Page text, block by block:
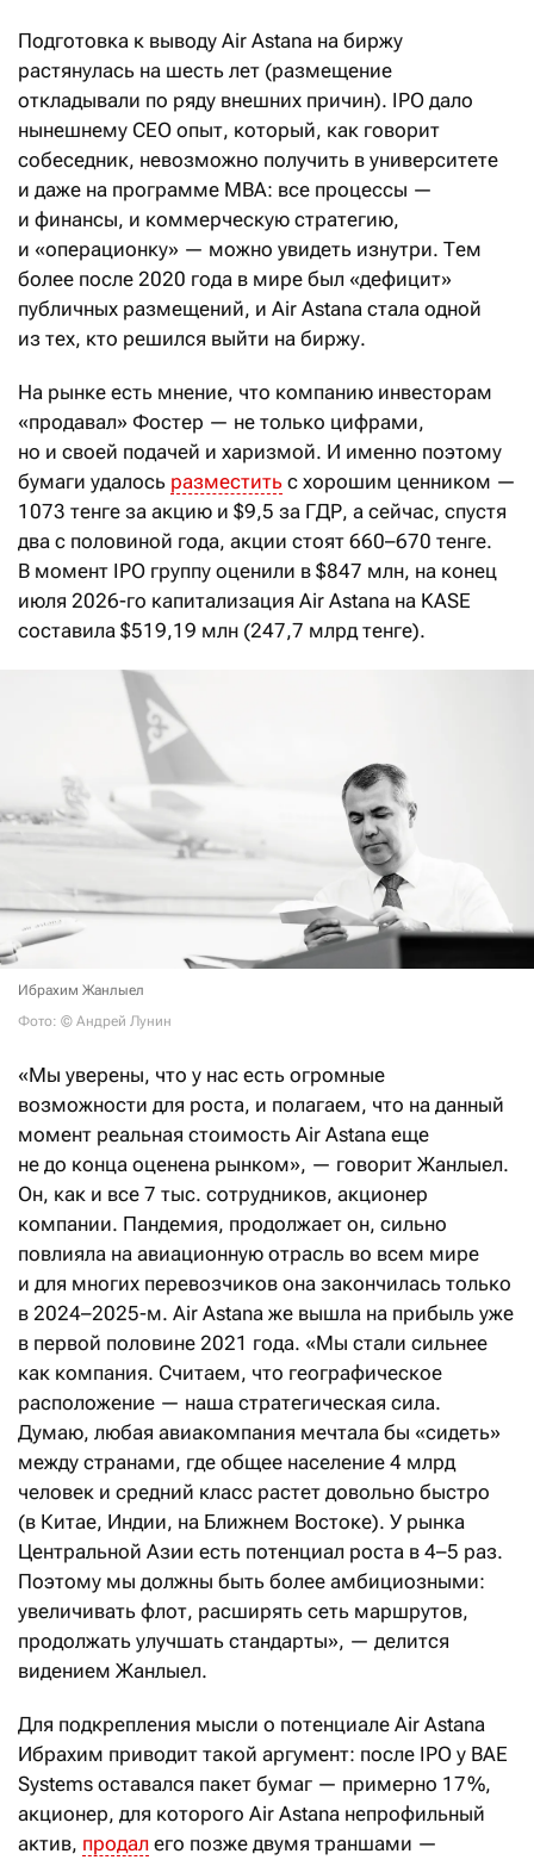
Подготовка к выводу Air Astana на биржу
растянулась на шесть лет (размещение
откладывали по ряду внешних причин). IPO дало
нынешнему CEO опыт, который, как говорит
собеседник, невозможно получить в университете
и даже на программе MBA: все процессы —
и финансы, и коммерческую стратегию,
и «операционку» — можно увидеть изнутри. Тем
более после 2020 года в мире был «дефицит»
публичных размещений, и Air Astana стала одной
из тех, кто решился выйти на биржу.
На рынке есть мнение, что компанию инвесторам
«продавал» Фостер — не только цифрами,
но и своей подачей и харизмой. И именно поэтому
бумаги удалось разместить с хорошим ценником —
1073 тенге за акцию и $9,5 за ГДР, а сейчас, спустя
два с половиной года, акции стоят 660–670 тенге.
В момент IPO группу оценили в $847 млн, на конец
июля 2026-го капитализация Air Astana на KASE
составила $519,19 млн (247,7 млрд тенге).
Ибрахим Жанлыел
Фото: © Андрей Лунин
«Мы уверены, что у нас есть огромные
возможности для роста, и полагаем, что на данный
момент реальная стоимость Air Astana еще
не до конца оценена рынком», — говорит Жанлыел.
Он, как и все 7 тыс. сотрудников, акционер
компании. Пандемия, продолжает он, сильно
повлияла на авиационную отрасль во всем мире
и для многих перевозчиков она закончилась только
в 2024–2025-м. Air Astana же вышла на прибыль уже
в первой половине 2021 года. «Мы стали сильнее
как компания. Считаем, что географическое
расположение — наша стратегическая сила.
Думаю, любая авиакомпания мечтала бы «сидеть»
между странами, где общее население 4 млрд
человек и средний класс растет довольно быстро
(в Китае, Индии, на Ближнем Востоке). У рынка
Центральной Азии есть потенциал роста в 4–5 раз.
Поэтому мы должны быть более амбициозными:
увеличивать флот, расширять сеть маршрутов,
продолжать улучшать стандарты», — делится
видением Жанлыел.
Для подкрепления мысли о потенциале Air Astana
Ибрахим приводит такой аргумент: после IPO у BAE
Systems оставался пакет бумаг — примерно 17 %,
акционер, для которого Air Astana непрофильный
актив, продал его позже двумя траншами —